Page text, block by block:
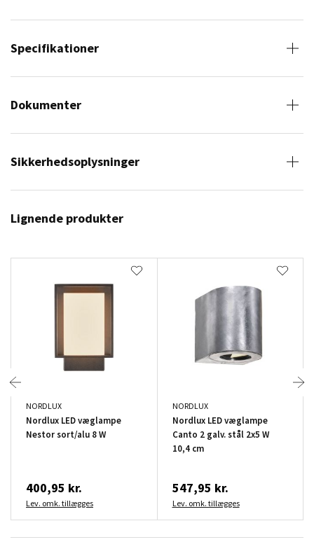
Specifikationer
Dokumenter
Sikkerhedsoplysninger
Lignende produkter
NORDLUX
Nordlux LED væglampe
Nestor sort/alu 8 W
400,95 kr.
Lev. omk. tillægges
NORDLUX
Nordlux LED væglampe
Canto 2 galv. stål 2x5 W
10,4 cm
547,95 kr.
Lev. omk. tillægges